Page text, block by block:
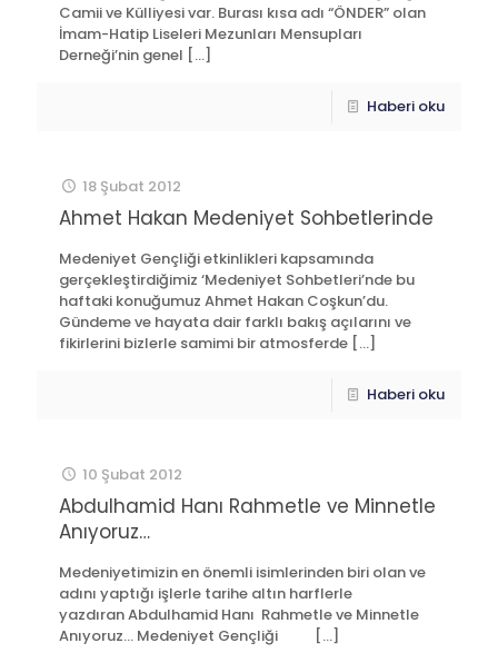
Camii ve Külliyesi var. Burası kısa adı “ÖNDER” olan
İmam-Hatip Liseleri Mezunları Mensupları
Derneği’nin genel […]
Haberi oku
18 Şubat 2012
Ahmet Hakan Medeniyet Sohbetlerinde
Medeniyet Gençliği etkinlikleri kapsamında
gerçekleştirdiğimiz ‘Medeniyet Sohbetleri’nde bu
haftaki konuğumuz Ahmet Hakan Coşkun’du.
Gündeme ve hayata dair farklı bakış açılarını ve
fikirlerini bizlerle samimi bir atmosferde […]
Haberi oku
10 Şubat 2012
Abdulhamid Hanı Rahmetle ve Minnetle
Anıyoruz…
Medeniyetimizin en önemli isimlerinden biri olan ve
adını yaptığı işlerle tarihe altın harflerle
yazdıran Abdulhamid Hanı Rahmetle ve Minnetle
Anıyoruz… Medeniyet Gençliği
[…]